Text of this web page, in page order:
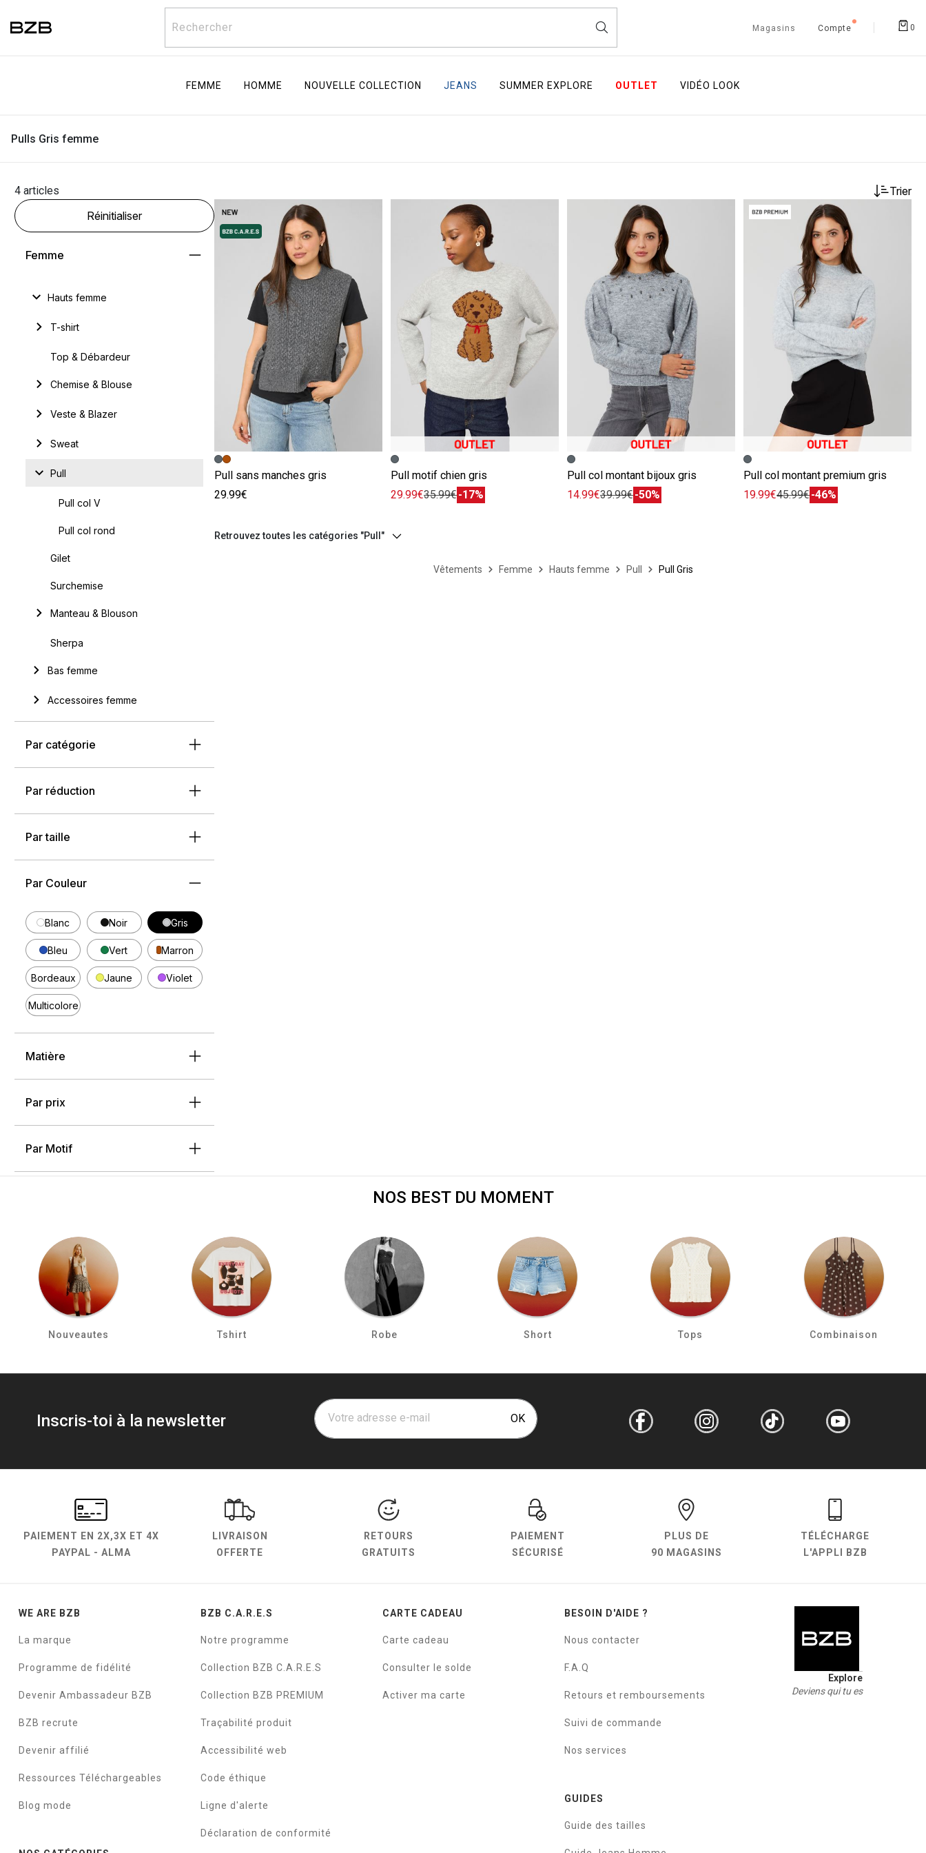
Rechercher Magasins Compte 0
FEMME HOMME NOUVELLE COLLECTION JEANS SUMMER EXPLORE OUTLET VIDÉO LOOK
Pulls Gris femme
4 articles
Trier
Réinitialiser
Femme
Hauts femme
T-shirt
Top & Débardeur
Chemise & Blouse
Veste & Blazer
Sweat
Pull
Pull col V
Pull col rond
Gilet
Surchemise
Manteau & Blouson
Sherpa
Bas femme
Accessoires femme
Par catégorie
Par réduction
Par taille
Par Couleur
Blanc Noir Gris
Bleu Vert Marron
Bordeaux Jaune Violet
Multicolore
Matière
Par prix
Par Motif
Image précédente
Image suivante
Pull sans manches gris
29.99€
Image précédente
Image suivante
Pull motif chien gris
29.99€35.99€-17%
Image précédente
Image suivante
Pull col montant bijoux gris
14.99€39.99€-50%
Image précédente
Image suivante
Pull col montant premium gris
19.99€45.99€-46%
Retrouvez toutes les catégories "Pull"
Vêtements Femme Hauts femme Pull Pull Gris
NOS BEST DU MOMENT
Nouveautes Tshirt Robe Short Tops Combinaison
Inscris-toi à la newsletter Votre adresse e-mail OK
PAIEMENT EN 2X,3X ET 4X
PAYPAL - ALMA
LIVRAISON
OFFERTE
RETOURS
GRATUITS
PAIEMENT
SÉCURISÉ
PLUS DE
90 MAGASINS
TÉLÉCHARGE
L'APPLI BZB
WE ARE BZB
La marque
Programme de fidélité
Devenir Ambassadeur BZB
BZB recrute
Devenir affilié
Ressources Téléchargeables
Blog mode
BZB C.A.R.E.S
Notre programme
Collection BZB C.A.R.E.S
Collection BZB PREMIUM
Traçabilité produit
Accessibilité web
Code éthique
Ligne d'alerte
Déclaration de conformité
CARTE CADEAU
Carte cadeau
Consulter le solde
Activer ma carte
BESOIN D'AIDE ?
Nous contacter
F.A.Q
Retours et remboursements
Suivi de commande
Nos services
GUIDES
Guide des tailles
Explore
Deviens qui tu es